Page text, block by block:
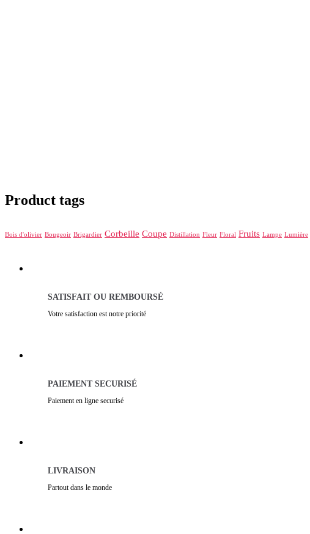
Product tags
Bois d'olivier Bougeoir Brigardier Corbeille Coupe Distillation Fleur Floral Fruits Lampe Lumière
SATISFAIT OU REMBOURSÉ
Votre satisfaction est notre priorité
PAIEMENT SECURISÉ
Paiement en ligne securisé
LIVRAISON
Partout dans le monde